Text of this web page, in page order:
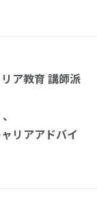
ア教育 講師派
リアアドバイ